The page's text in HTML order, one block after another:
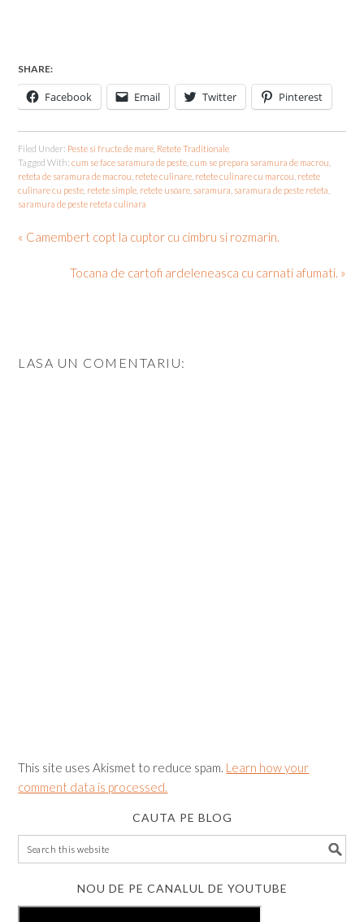
SHARE:
Facebook Email Twitter Pinterest
Filed Under: Peste si fructe de mare Retete Traditionale
Tagged With:cum se face saramura de peste ,cum se prepara saramura de macrou
reteta de saramura de macrou retete culinare retete culinare cu marcou retete
culinare cu peste retete simple retete usoare saramura saramura de peste reteta
saramura de peste reteta culinara
« Camembert copt la cuptor cu cimbru si rozmarin.
Tocana de cartofi ardeleneasca cu carnati afumati. »
LASA UN COMENTARIU:
This site uses Akismet to reduce spam. Learn how your
comment data is processed.
CAUTA PE BLOG
NOU DE PE CANALUL DE YOUTUBE